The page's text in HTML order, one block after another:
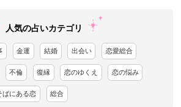
人気の占いカテゴリ
金運 結婚 出会い 恋愛総合
不倫 復縁 恋のゆくえ 恋の悩み
ばにある恋 総合